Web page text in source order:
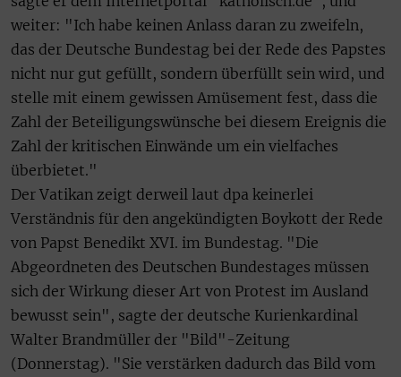
weiter: "Ich habe keinen Anlass daran zu zweifeln,
das der Deutsche Bundestag bei der Rede des Papstes
nicht nur gut gefüllt, sondern überfüllt sein wird, und
stelle mit einem gewissen Amüsement fest, dass die
Zahl der Beteiligungswünsche bei diesem Ereignis die
Zahl der kritischen Einwände um ein vielfaches
überbietet."
Der Vatikan zeigt derweil laut dpa keinerlei
Verständnis für den angekündigten Boykott der Rede
von Papst Benedikt XVI. im Bundestag. "Die
Abgeordneten des Deutschen Bundestages müssen
sich der Wirkung dieser Art von Protest im Ausland
bewusst sein", sagte der deutsche Kurienkardinal
Walter Brandmüller der "Bild"-Zeitung
(Donnerstag). "Sie verstärken dadurch das Bild vom